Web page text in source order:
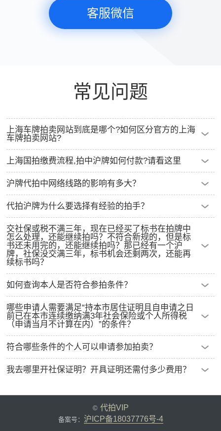
客服微信
常见问题
上海车牌拍卖网站到底是哪个?如何区分官方的上海
车牌拍卖网站?
小编看到不少人在搜索"上海车牌拍卖网站"，其实官方网站
就一个，那就是上海国拍公司下面的网站，具体网址是
https://chepai.alltobid.com查看详情
上海国拍缴费流程,拍中沪牌如何付款?请看这里
拍中沪牌如何付款，具体操作流程是怎样的，请看这里上海
国拍缴费流程，一目了然！查看详情
沪牌代拍中网络线路的影响有多大？
今天小编带大家来了解一下，网络线路对沪牌代拍有多大的
影响，我们从以下3个方面来了解一下具查看详情
代拍沪牌为什么要选择有经验的拍手？
代拍沪牌为什么要选择有经验的拍手？小编参加拍牌是从
2014年开始的，说起来，当年沪牌拍牌，上海国际商品拍卖
有限公司（以下简称：国拍公司）提供的沪牌拍牌官方软件
还是需要安装的桌面端软件（也就是1个exe格式的安装包，
安装过后，拍牌当天就可以参加拍牌了），如果当时申请过
标书的朋友都知道，在现场申请标书的时候，还会发张软件
光盘，从2015年6月开始到2020年12月flash版本拍牌软件终
止，国拍公司升级拍牌软件为在线的网页版本（当时采用的
是flash技术），从2021年1月开始，国拍公司升级拍牌软件
为在线的H5版本（就是目前大家拍牌使用的拍牌软件1.0.3
牌软件，是根据情况，有时候1个月升级1次，有时候半年也
不升级，这个是国拍公司提供的拍卖软件的更新迭代。
交社保或税不满三年，现在已经买了标书在拍牌中
怎么处理，还能继续拍吗？不符合新规的，但是标
书还未用完的，还能继续拍吗？那已经有一个沪
牌，社保没交满三年，标书机会还剩两次，还能再
续标书吗？
标书有效期内可继续参拍，有效期过后，建议谨慎核实确认
自身条件是否与《规定》相符后，再行申请参拍。查看详情
如何查询本人是否符合参拍条件？
请登录“上海交通网”（jtw.sh.gov.cn）具体链接和窗口或者具
体网站（chepai.alltobid.com）查询是否符合参拍条件，或
者根据不同情况直接登录以下网站查询：1、查询持《上海
市居住证》是否有效：上海市民信息服务网
（www.962222.net/ ）；2、查询缴纳社会保险信息：上海
（www.12333sh.gov.cn/sbsjb/wzb/226.jsp）；3、查询缴纳
个人所得税信息：上海市个人网上办税应用平台
哪些申请人需要满足“持本市居住证明且自申请之日
前已在本市连续缴纳满3年社会保险或个人所得税
（申请当月不计算在内）”的条件？
包括持有效《上海市居住证》的非本市户籍人员和持有效
《上海市海外人才居住证》的港澳台、华侨及外籍人员。该
类申请人可以自行选择满足缴纳社会保险的条件或者满足缴
场，则对该条件进行信息核实；若未携带个人所得税纸质缴
纳清单至现场的，则默认核实缴纳社会保险条件。请务必确
符合哪些条件的个人可以申请参加拍卖？
（一）本市户籍，或者持本市居住证明且自申请之日前已在
算在内）；（二）未持有客车额度证明；（三）未拥有使用
客车额度注册登记的机动车；（四）持有效的机动车驾驶
我去哪里开社保证明？开具证明还需付多少费用？
若符合，只需携带有效的身份证、居住证、驾驶证等至最近
的网点办理，签署承诺书，无需自行开具证明，我们将通过
© 代拍VIP
备案号： 沪ICP备18037776号-4